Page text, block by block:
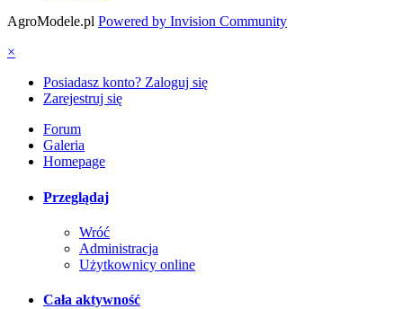
AgroModele.pl Powered by Invision Community
×
Posiadasz konto? Zaloguj się
Zarejestruj się
Forum
Galeria
Homepage
Przeglądaj
Wróć
Administracja
Użytkownicy online
Cała aktywność